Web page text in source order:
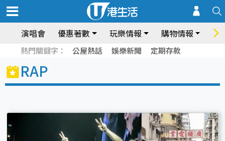
演唱會 優惠著數 玩樂情報 購物情報 飲
熱門關鍵字： 公屋熱話 娛樂新聞 定期存款
RAP